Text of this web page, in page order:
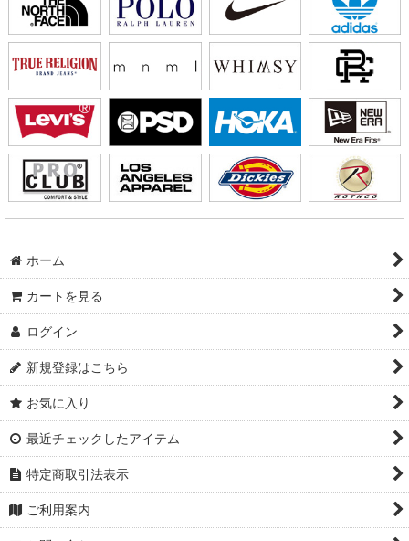
ホーム
カートを見る
ログイン
新規登録はこちら
お気に入り
最近チェックしたアイテム
特定商取引法表示
ご利用案内